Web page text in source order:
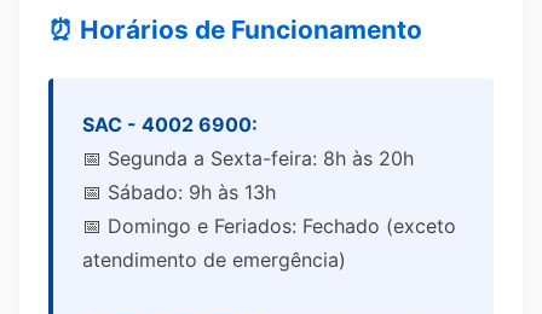
⏰ Horários de Funcionamento
SAC - 4002 6900:
📅 Segunda a Sexta-feira: 8h às 20h
📅 Sábado: 9h às 13h
📅 Domingo e Feriados: Fechado (exceto
atendimento de emergência)